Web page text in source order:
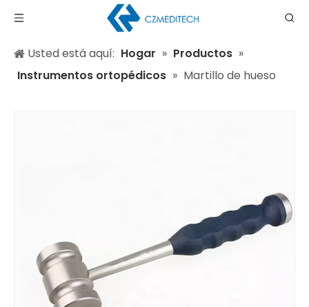
Usted está aquí: Hogar » Productos »
Instrumentos ortopédicos » Martillo de hueso